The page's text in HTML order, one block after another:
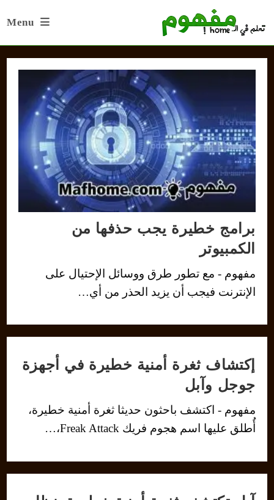
Menu
برامج خطيرة يجب حذفها من
الكمبيوتر
مفهوم - مع تطور طرق ووسائل الإحتيال على
الإنترنت فيجب أن يزيد الحذر من أي…
إكتشاف ثغرة أمنية خطيرة في أجهزة
جوجل وآبل
مفهوم - اكتشف باحثون حديثا ثغرة أمنية خطيرة،
أُطلق عليها اسم هجوم فريك Freak Attack،…